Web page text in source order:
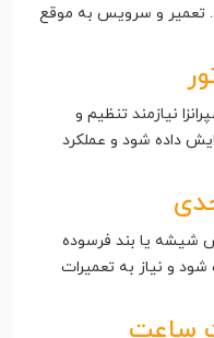
و سرویس به موقع
نیازمند تنظیم و
داده شود و عملکرد
شیشه یا بند فرسوده
و نیاز به تعمیرات